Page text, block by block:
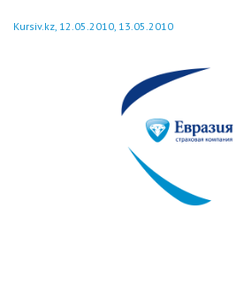
Kursiv.kz, 12.05.2010, 13.05.2010